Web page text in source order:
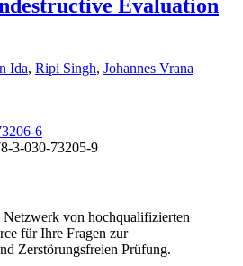
Evaluation
Ida, Ripi Singh, Johannes Vrana
6
3-030-73205-9
von hochqualifizierten
für Ihre Fragen zur
Zerstörungsfreien Prüfung.